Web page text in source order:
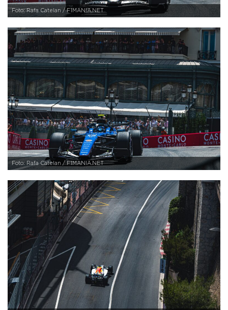
Foto: Rafa Catelan / F1MANIA.NET
Foto: Rafa Catelan / F1MANIA.NET